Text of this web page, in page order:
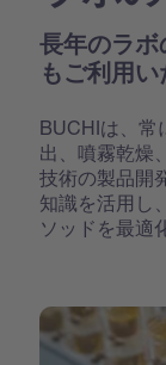
長年のラボ
もご利用
BUCHIは、常
出、噴霧乾燥
技術の製品開
知識を活用し
ソッドを最適